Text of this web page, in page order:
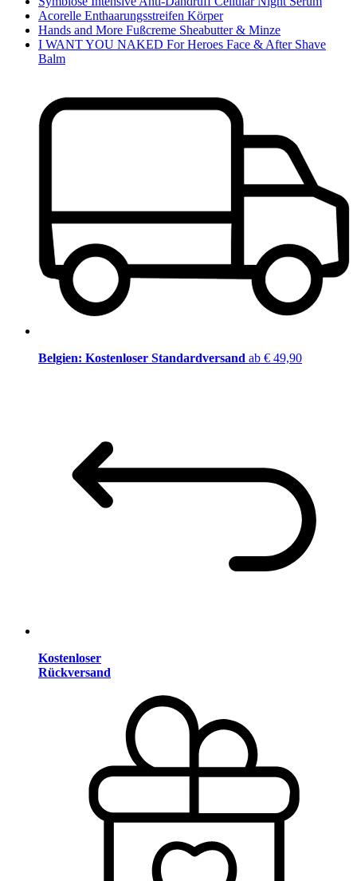
Acorelle Enthaarungsstreifen Körper
Hands and More Fußcreme Sheabutter & Minze
I WANT YOU NAKED For Heroes Face & After Shave
Balm
Belgien: Kostenloser Standardversand ab € 49,90
Kostenloser
Rückversand